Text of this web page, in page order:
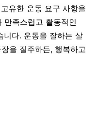
유한 운동 요구 사항을
만족스럽고 활동적인
니다. 운동을 잘하는 살
을 질주하든, 행복하고